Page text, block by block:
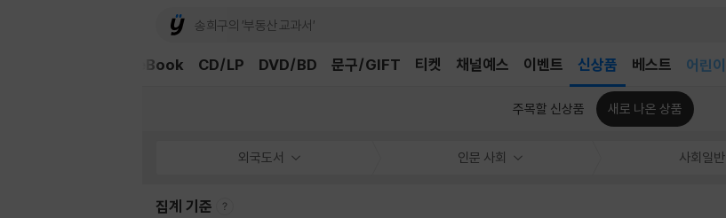
채널예스 이벤트 신상품 베스트
어린이
어린이
eBook CD/LP DVD/BD 문구/GIFT 티켓
주목할 신상품 새로 나온 상품
외국도서 인문 사회 사회일반
집계 기준